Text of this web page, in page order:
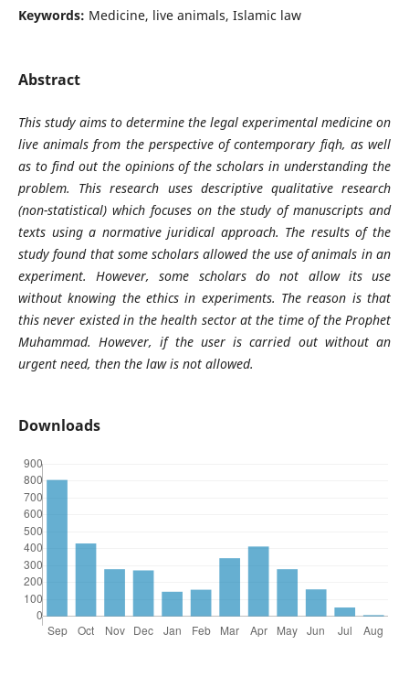
Keywords: Medicine, live animals, Islamic law
Abstract
This study aims to determine the legal experimental medicine on
live animals from the perspective of contemporary fiqh, as well
as to find out the opinions of the scholars in understanding the
problem. This research uses descriptive qualitative research
(non-statistical) which focuses on the study of manuscripts and
texts using a normative juridical approach. The results of the
study found that some scholars allowed the use of animals in an
experiment. However, some scholars do not allow its use
without knowing the ethics in experiments. The reason is that
this never existed in the health sector at the time of the Prophet
Muhammad. However, if the user is carried out without an
urgent need, then the law is not allowed.
Downloads